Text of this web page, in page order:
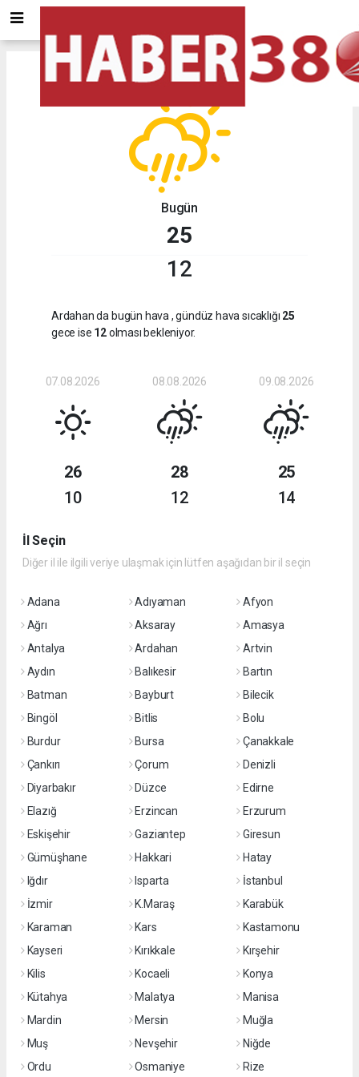
Bugün
25
12
Ardahan da bugün hava , gündüz hava sıcaklığı 25
gece ise 12olması bekleniyor.
07.08.2026
26
10
08.08.2026
28
12
09.08.2026
25
14
İl Seçin
Diğer il ile ilgili veriye ulaşmak için lütfen aşağıdan bir il seçin
Adana Adıyaman
Afyon
Ağrı
Aksaray
Amasya
Antalya
Ardahan
Artvin
Aydın
Balıkesir
Bartın
Batman
Bayburt
Bilecik
Bingöl
Bitlis
Bolu
Burdur
Bursa
Çanakkale
Çankırı
Çorum
Denizli
Diyarbakır
Düzce
Edirne
Elazığ
Erzincan
Erzurum
Eskişehir
Gaziantep
Giresun
Gümüşhane
Hakkari
Hatay
Iğdır
Isparta
İstanbul
İzmir
K.Maraş
Karabük
Karaman
Kars
Kastamonu
Kayseri
Kırıkkale
Kırşehir
Kilis
Kocaeli
Konya
Kütahya
Malatya
Manisa
Mardin
Mersin
Muğla
Muş
Nevşehir
Niğde
Ordu
Osmaniye Rize